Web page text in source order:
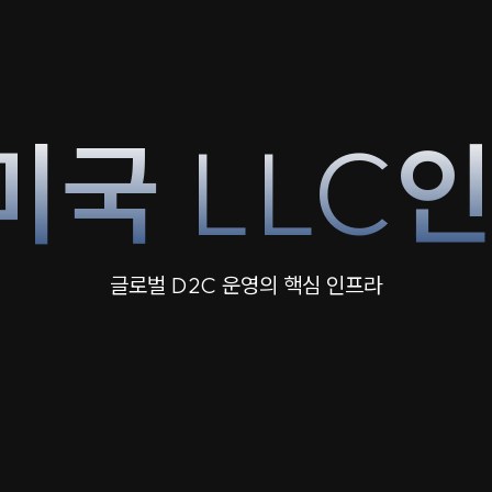
국 LLC
글로벌 D2C 운영의 핵심 인프라